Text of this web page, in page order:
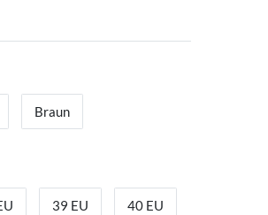
Braun
39 EU 40 EU